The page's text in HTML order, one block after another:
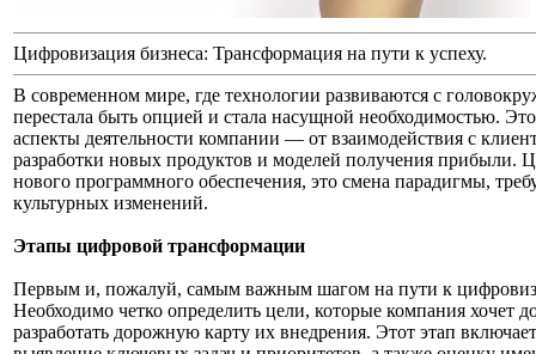
Цифровизация бизнеса: Трансформация на пути к успеху.
В современном мире, где технологии развиваются с
перестала быть опцией и стала насущной необходимостью.
аспекты деятельности компании — от взаимодействия с
разработки новых продуктов и моделей получения прибыли.
нового программного обеспечения, это смена парадигмы,
культурных изменений.
Этапы цифровой трансформации
Первым и, пожалуй, самым важным шагом на пути к
Необходимо четко определить цели, которые компания
разработать дорожную карту их внедрения. Этот этап